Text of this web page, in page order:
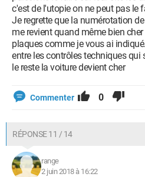
c'est de l'utopie on ne peut pas le
Je regrette que la numérotation
me revient quand même bien
plaques comme je vous ai indiqué.
entre les contrôles techniques qui
le reste la voiture devient cher
Commenter 0
RÉPONSE 11 / 14
range
2 juin 2018 à 16:22